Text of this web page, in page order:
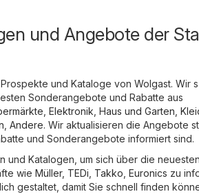
und Angebote der
und Kataloge von Wolgast. Wir
Sonderangebote und Rabatte aus
Elektronik Haus und Garten
Andere. Wir aktualisieren die Angebote
und Sonderangebote informiert sind.
und Katalogen, um sich über die
wie Müller, TEDi Takko Euronics zu
gestaltet, damit Sie schnell finden